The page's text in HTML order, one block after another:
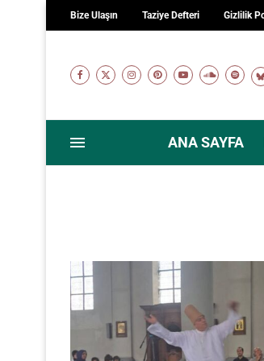
Bize Ulaşın Taziye Defteri Gizlilik
ANA SAYFA